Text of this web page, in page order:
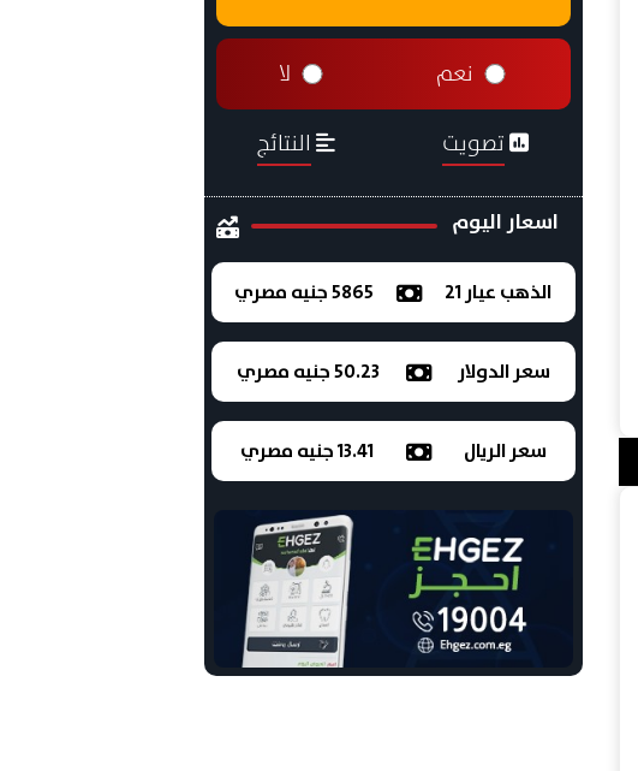
نعم لا
تصويت النتائج
اسعار اليوم
الذهب عيار 21 5865 جنيه مصري
سعر الدولار 50.23 جنيه مصري
سعر الريال 13.41 جنيه مصري